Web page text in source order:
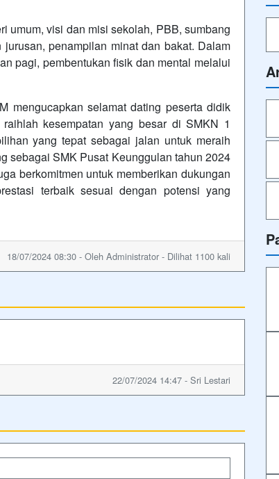
umum, visi dan misi sekolah, PBB, sumbang
penampilan minat dan bakat. Dalam
pagi, pembentukan fisik dan mental melalui
mengucapkan selamat dating peserta didik
kesempatan yang besar di SMKN 1
yang tepat sebagai jalan untuk meraih
sebagai SMK Pusat Keunggulan tahun 2024
berkomitmen untuk memberikan dukungan
terbaik sesuai dengan potensi yang
18/07/2024 08:30 - Oleh Administrator - Dilihat 1100 kali
22/07/2024 14:47 - Sri Lestari